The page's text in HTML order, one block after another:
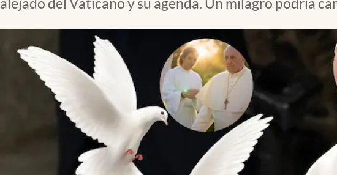
abre en nueva pestaña
alejado del Vaticano y su agenda. Un milagro podría